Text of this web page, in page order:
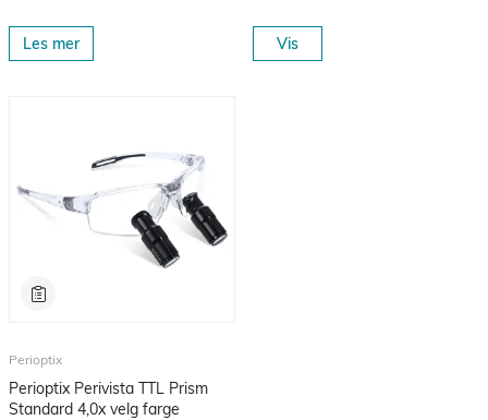
Les mer Vis
Perioptix
Perioptix Perivista TTL Prism
Standard 4,0x velg farge